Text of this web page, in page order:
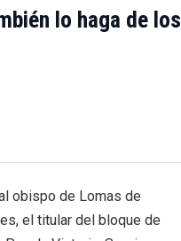
lo haga de los
obispo de Lomas de
el titular del bloque de